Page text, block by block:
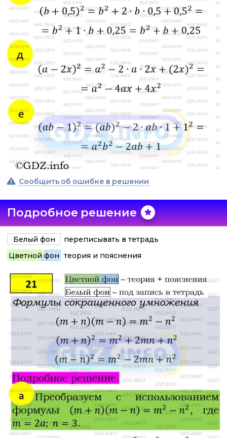
Сообщить об ошибке в решении
Подробное решение
Белый фон
переписывать в тетрадь
Цветной фон теория и пояснения